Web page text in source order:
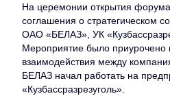
На церемонии открытия
соглашения о стратегическом
ОАО «БЕЛАЗ», УК
Мероприятие было приурочено
взаимодействия между
БЕЛАЗ начал работать на
«Кузбассразрезуголь».